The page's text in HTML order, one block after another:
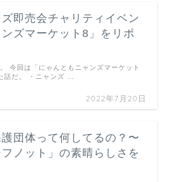
ズ即売会チャリティイベン
ズマーケット8」をリポ
2022年7月20日
今回は「にゃんともニャンズマーケット
話だ。 ・ニャンズ …
護団体って何してるの？〜
ノット」の素晴らしさを